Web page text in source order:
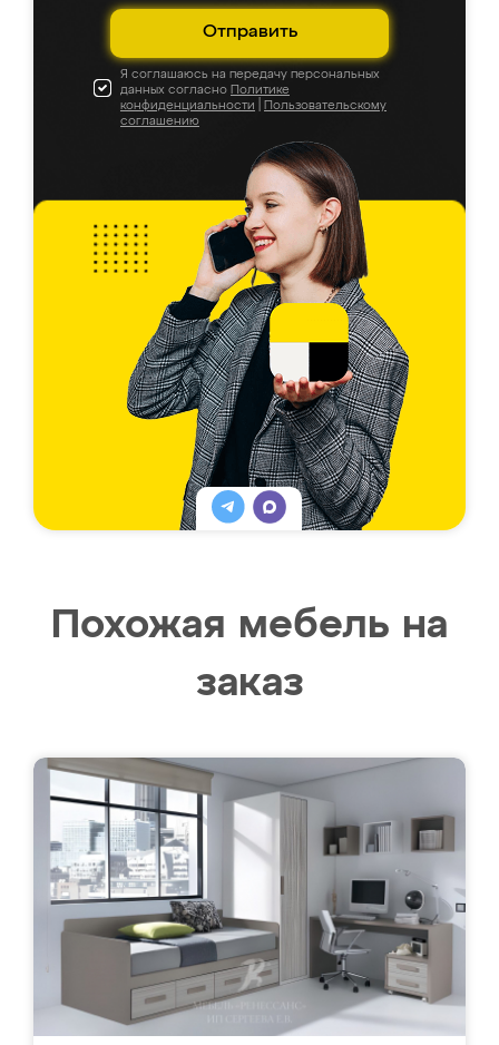
Отправить
Я соглашаюсь на передачу персональных
данных согласно Политике
конфиденциальности
Пользовательскому
соглашению
Похожая мебель на
заказ